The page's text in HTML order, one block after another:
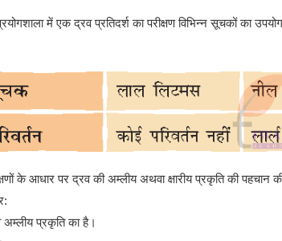
में एक द्रव प्रतिदर्श का परीक्षण विभिन्न सूचकों का
के आधार पर द्रव की अम्लीय अथवा क्षारीय प्रकृति की पहचान
अम्लीय प्रकृति का है।